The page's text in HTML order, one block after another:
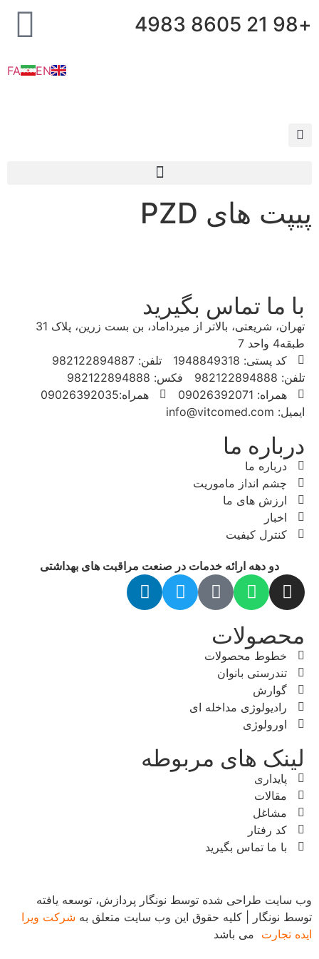
+98 21 8605 4983
EN
FA
پیپت های PZD
با ما تماس بگیرید
تهران، شریعتی، بالاتر از میرداماد، بن بست زرین، پلاک 31
طبقه4 واحد 7
کد پستی: 1948849318
تلفن: 982122894887
تلفن: 982122894888
فکس: 982122894888
همراه: 09026392071
همراه:09026392035
ایمیل: info@vitcomed.com
درباره ما
درباره ما
چشم انداز ماموریت
ارزش های ما
اخبار
کنترل کیفیت
دو دهه ارائه خدمات در صنعت مراقبت های بهداشتی
محصولات
خطوط محصولات
تندرستی بانوان
گوارش
رادیولوژی مداخله ای
اورولوژی
لینک های مربوطه
پایداری
مقالات
مشاغل
کد رفتار
با ما تماس بگیرید
وب سایت طراحی شده توسط نونگار پردازش، توسعه یافته
توسط نونگار | کلیه حقوق این وب سایت متعلق بهشرکت ویرا
ایده تجارتمی باشد